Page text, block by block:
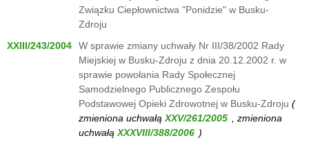
Związku Ciepłownictwa "Ponidzie" w Busku-
Zdroju
XXIII/243/2004
W sprawie zmiany uchwały Nr III/38/2002 Rady
Miejskiej w Busku-Zdroju z dnia 20.12.2002 r. w
sprawie powołania Rady Społecznej
Samodzielnego Publicznego Zespołu
Podstawowej Opieki Zdrowotnej w Busku-Zdroju (
zmieniona uchwałą
, zmieniona
uchwałą
)